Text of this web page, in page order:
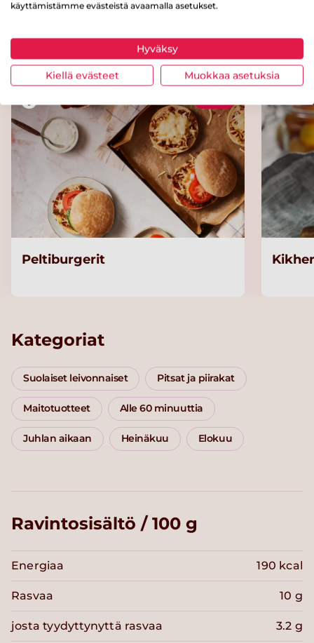
Kokeile myös näitä reseptejä
Peltiburgerit
Kategoriat
Suolaiset leivonnaiset Pitsat ja piirakat
Maitotuotteet Alle 60 minuuttia
Juhlan aikaan Heinäkuu Elokuu
Ravintosisältö / 100 g
Energiaa 190 kcal
Rasvaa 10 g
josta tyydyttynyttä rasvaa 3.2 g
käyttämistämme evästeistä avaamalla asetukset.
Hyväksy
Kiellä evästeet Muokkaa asetuksia